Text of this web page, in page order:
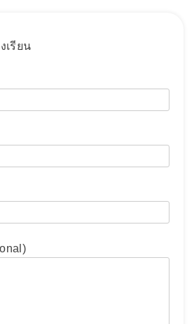
เรียน